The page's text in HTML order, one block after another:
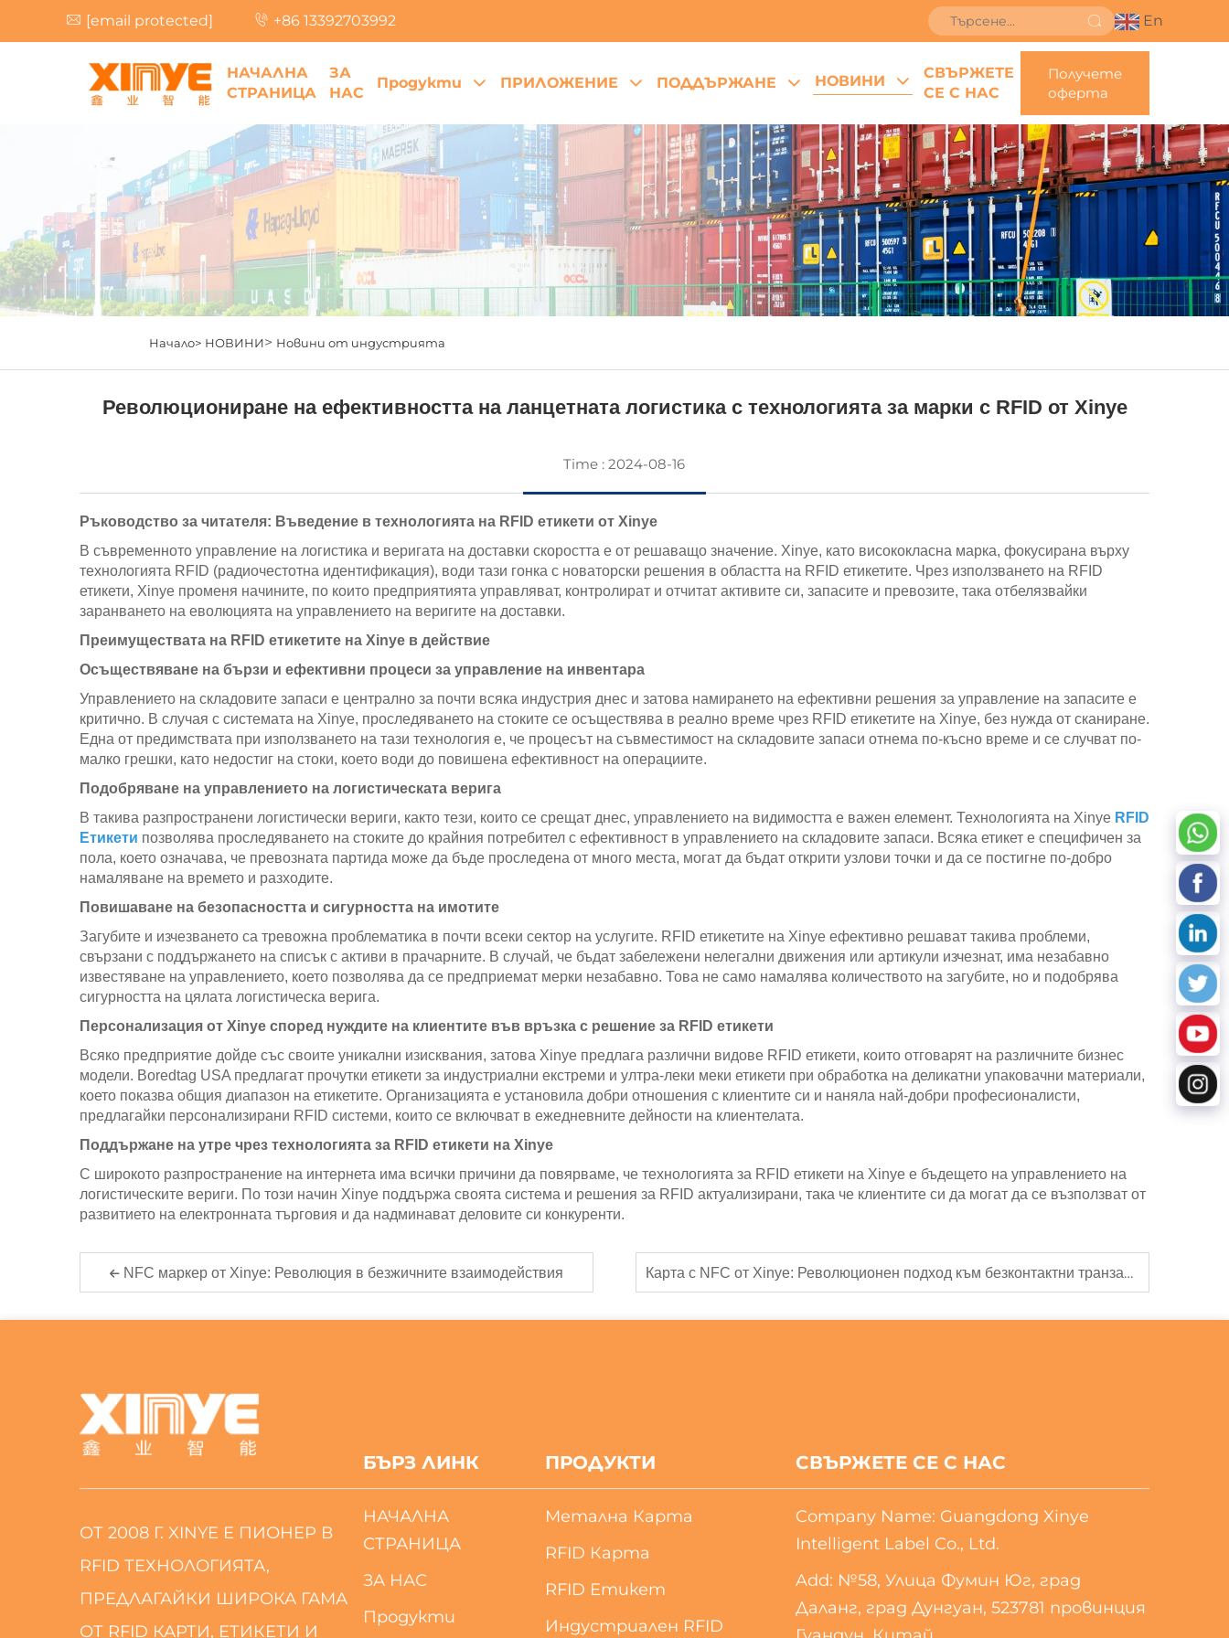
[email protected] +86 13392703992 En
НАЧАЛНА
СТРАНИЦА
ЗА
НАС
Продукти ПРИЛОЖЕНИЕ ПОДДЪРЖАНЕ НОВИНИ
СВЪРЖЕТЕ
СЕ С НАС
Получете
оферта
Начало> НОВИНИ> Новини от индустрията
Революциониране на ефективността на ланцетната логистика с технологията за марки с RFID от Xinye
Time : 2024-08-16
Ръководство за читателя: Въведение в технологията на RFID етикети от Xinye
В съвременното управление на логистика и веригата на доставки скоростта е от решаващо значение. Xinye, като висококласна марка, фокусирана върху
технологията RFID (радиочестотна идентификация), води тази гонка с новаторски решения в областта на RFID етикетите. Чрез използването на RFID
етикети, Xinye променя начините, по които предприятията управляват, контролират и отчитат активите си, запасите и превозите, така отбелязвайки
заранването на еволюцията на управлението на веригите на доставки.
Преимуществата на RFID етикетите на Xinye в действие
Осъществяване на бързи и ефективни процеси за управление на инвентара
Управлението на складовите запаси е централно за почти всяка индустрия днес и затова намирането на ефективни решения за управление на запасите е
критично. В случая с системата на Xinye, проследяването на стоките се осъществява в реално време чрез RFID етикетите на Xinye, без нужда от сканиране.
Една от предимствата при използването на тази технология е, че процесът на съвместимост на складовите запаси отнема по-късно време и се случват по-
малко грешки, като недостиг на стоки, което води до повишена ефективност на операциите.
Подобряване на управлението на логистическата верига
В такива разпространени логистически вериги, както тези, които се срещат днес, управлението на видимостта е важен елемент. Технологията на Xinye RFID
Етикети позволява проследяването на стоките до крайния потребител с ефективност в управлението на складовите запаси. Всяка етикет е специфичен за
пола, което означава, че превозната партида може да бъде проследена от много места, могат да бъдат открити узлови точки и да се постигне по-добро
намаляване на времето и разходите.
Повишаване на безопасността и сигурността на имотите
Загубите и изчезването са тревожна проблематика в почти всеки сектор на услугите. RFID етикетите на Xinye ефективно решават такива проблеми,
свързани с поддържането на списък с активи в прачарните. В случай, че бъдат забележени нелегални движения или артикули изчезнат, има незабавно
известяване на управлението, което позволява да се предприемат мерки незабавно. Това не само намалява количеството на загубите, но и подобрява
сигурността на цялата логистическа верига.
Персонализация от Xinye според нуждите на клиентите във връзка с решение за RFID етикети
Всяко предприятие дойде със своите уникални изисквания, затова Xinye предлага различни видове RFID етикети, които отговарят на различните бизнес
модели. Boredtag USA предлагат прочутки етикети за индустриални екстреми и ултра-леки меки етикети при обработка на деликатни упаковачни материали,
което показва общия диапазон на етикетите. Организацията е установила добри отношения с клиентите си и наняла най-добри професионалисти,
предлагайки персонализирани RFID системи, които се включват в ежедневните дейности на клиентелата.
Поддържане на утре чрез технологията за RFID етикети на Xinye
С широкото разпространение на интернета има всички причини да повярваме, че технологията за RFID етикети на Xinye е бъдещето на управлението на
логистическите вериги. По този начин Xinye поддържа своята система и решения за RFID актуализирани, така че клиентите си да могат да се възползват от
развитието на електронната търговия и да надминават деловите си конкуренти.
NFC маркер от Xinye: Революция в безжичните взаимодействия Карта с NFC от Xinye: Революционен подход към безконтактни транзакции
ОТ 2008 Г. XINYE Е ПИОНЕР В
RFID ТЕХНОЛОГИЯТА,
ПРЕДЛАГАЙКИ ШИРОКА ГАМА
ОТ RFID КАРТИ, ЕТИКЕТИ И
БЪРЗ ЛИНК
НАЧАЛНА
СТРАНИЦА
ЗА НАС
Продукти
ПРОДУКТИ
Метална Карта
RFID Карта
RFID Етикет
Индустриален RFID
СВЪРЖЕТЕ СЕ С НАС
Company Name: Guangdong Xinye
Intelligent Label Co., Ltd.
Add: №58, Улица Фумин Юг, град
Даланг, град Дунгуан, 523781 провинция